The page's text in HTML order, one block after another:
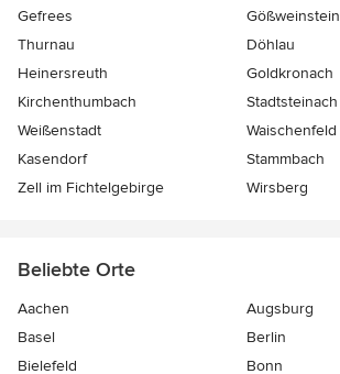
Gefrees
Gößweinstein
Thurnau
Döhlau
Heinersreuth
Goldkronach
Kirchenthumbach
Stadtsteinach
Weißenstadt
Waischenfeld
Kasendorf
Stammbach
Zell im Fichtelgebirge
Wirsberg
Beliebte Orte
Aachen
Augsburg
Basel
Berlin
Bielefeld
Bonn